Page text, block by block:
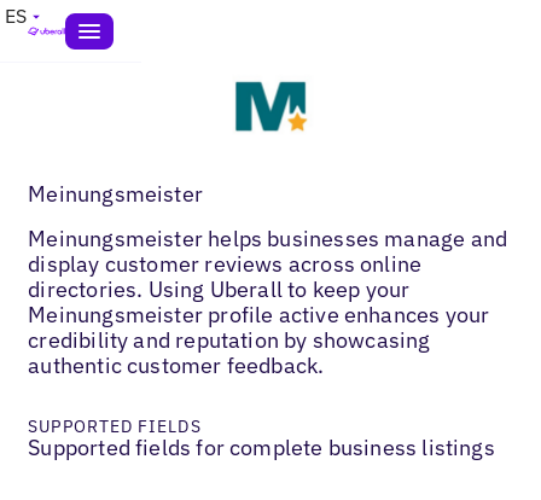
ES
Meinungsmeister
Meinungsmeister helps businesses manage and
display customer reviews across online
directories. Using Uberall to keep your
Meinungsmeister profile active enhances your
credibility and reputation by showcasing
authentic customer feedback.
SUPPORTED FIELDS
Supported fields for complete business listings